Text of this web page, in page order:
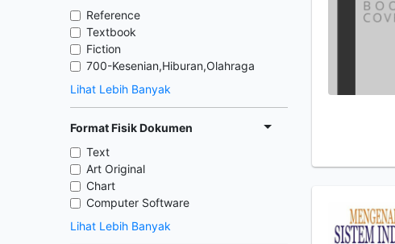
Reference
Textbook
Fiction
700-Kesenian,Hiburan,Olahraga
Lihat Lebih Banyak
Format Fisik Dokumen
Text
Art Original
Chart
Computer Software
Lihat Lebih Banyak